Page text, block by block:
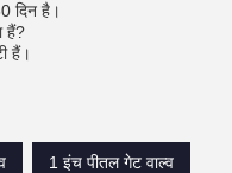
दिन है।
हैं?
हैं।
1 इंच पीतल गेट वाल्व